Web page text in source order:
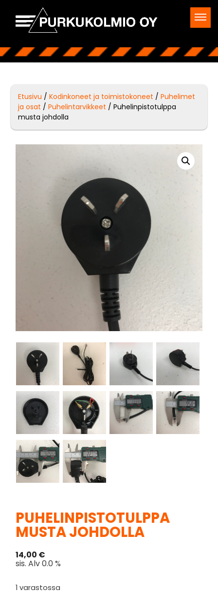
Etusivu /Kodinkoneet ja toimistokoneet /Puhelimet
ja osat /Puhelintarvikkeet / Puhelinpistotulppa
musta johdolla
PUHELINPISTOTULPPA
MUSTA JOHDOLLA
14,00 €
sis. Alv 0.0 %
1 varastossa